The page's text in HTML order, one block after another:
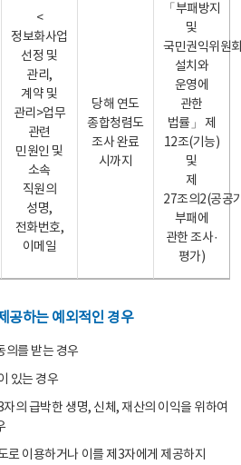
<
정보화사업
선정 및
관리,
계약 및
관리>업무
관련
민원인 및
소속
직원의
성명,
전화번호,
이메일
당해 연도
종합청렴도
조사 완료
시까지
「부패방지
및
국민권익위원
설치와
운영에
관한
법률」 제
12조(기능)
및
제
27조의2(공공
부패에
관한 조사·
평가)
공하는 예외적인 경우
의를 받는 경우
있는 경우
의 급박한 생명, 신체, 재산의 이익을 위하여
로 이용하거나 이를 제3자에게 제공하지